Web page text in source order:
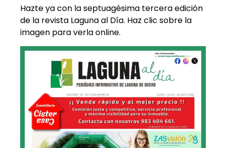
Hazte ya con la septuagésima tercera edición
de la revista Laguna al Día. Haz clic sobre la
imagen para verla online.